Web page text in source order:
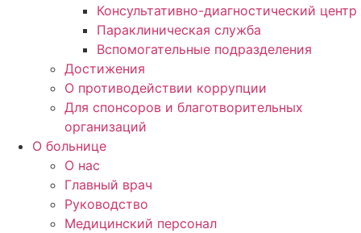
Консультативно-диагностический центр
Параклиническая служба
Вспомогательные подразделения
Достижения
О противодействии коррупции
Для спонсоров и благотворительных
организаций
О больнице
О нас
Главный врач
Руководство
Медицинский персонал